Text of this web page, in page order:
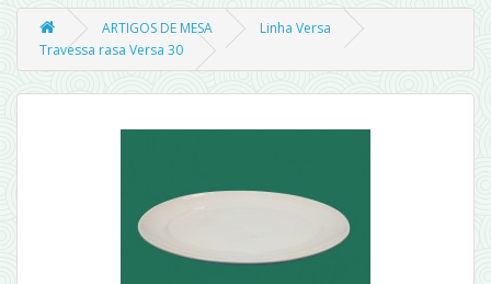
ARTIGOS DE MESA
Linha Versa
Travessa rasa Versa 30